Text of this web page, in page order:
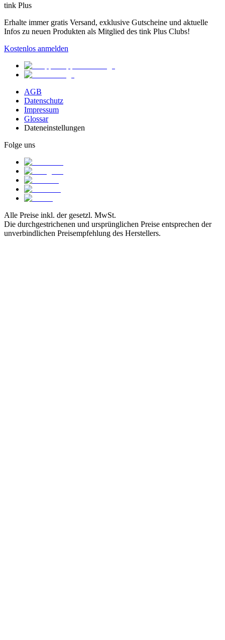
tink Plus
Erhalte immer gratis Versand, exklusive Gutscheine und aktuelle
Infos zu neuen Produkten als Mitglied des tink Plus Clubs!
Kostenlos anmelden
AGB
Datenschutz
Impressum
Glossar
Dateneinstellungen
Folge uns
Alle Preise inkl. der gesetzl. MwSt.
Die durchgestrichenen und ursprünglichen Preise entsprechen der
unverbindlichen Preisempfehlung des Herstellers.